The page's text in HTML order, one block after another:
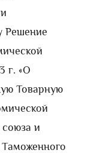
Решение
г. «О
Товарную
и